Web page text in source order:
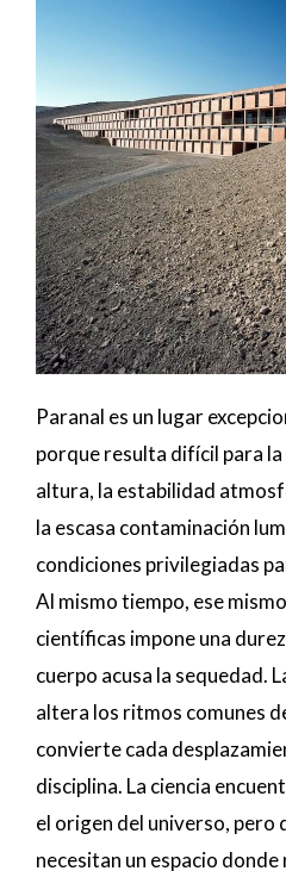
Paranal es un lugar
porque resulta difícil para
altura, la estabilidad
la escasa contaminación
condiciones privilegiadas
Al mismo tiempo, ese
científicas impone una
cuerpo acusa la sequedad.
altera los ritmos comunes
convierte cada
disciplina. La ciencia
el origen del universo, pero
necesitan un espacio